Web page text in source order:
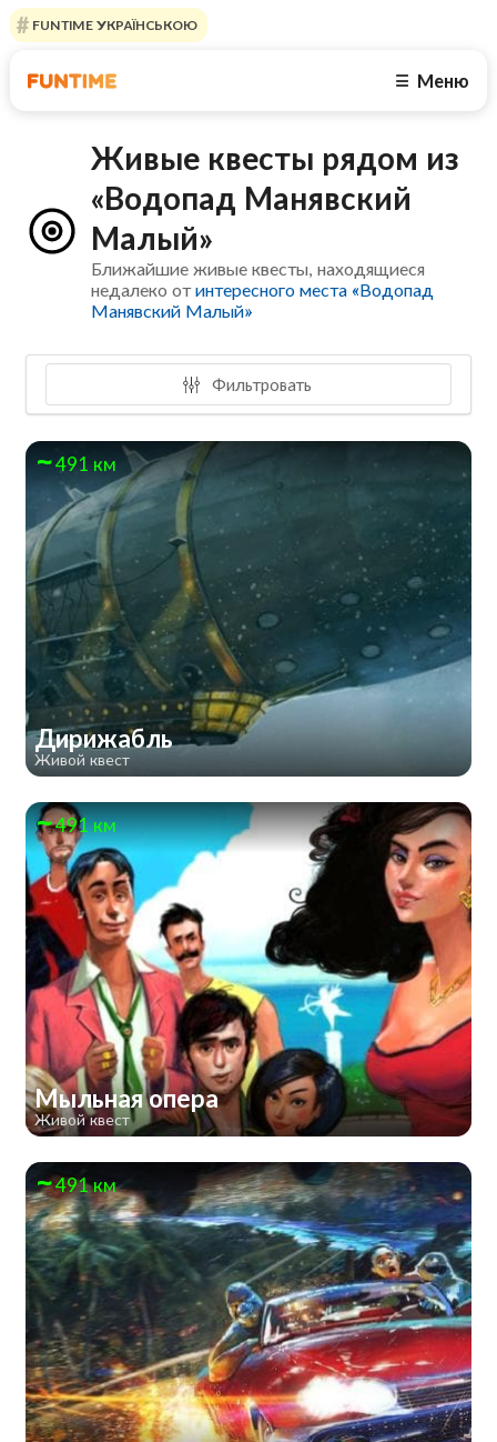
FUNTIME УКРАЇНСЬКОЮ
☰ Меню
Живые квесты рядом из
«Водопад Манявский
Малый»
Ближайшие живые квесты, находящиеся
недалеко отинтересного места «Водопад
Манявский Малый»
Фильтровать
491 км
Дирижабль
Живой квест
491 км
Мыльная опера
Живой квест
491 км